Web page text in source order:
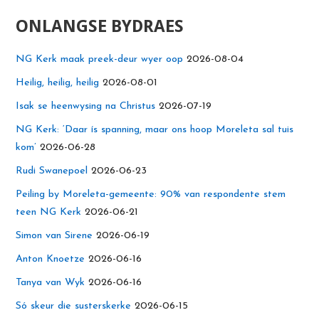
ONLANGSE BYDRAES
NG Kerk maak preek-deur wyer oop 2026-08-04
Heilig, heilig, heilig 2026-08-01
Isak se heenwysing na Christus 2026-07-19
NG Kerk: ‘Daar ís spanning, maar ons hoop Moreleta sal tuis
kom’ 2026-06-28
Rudi Swanepoel 2026-06-23
Peiling by Moreleta-gemeente: 90% van respondente stem
teen NG Kerk 2026-06-21
Simon van Sirene 2026-06-19
Anton Knoetze 2026-06-16
Tanya van Wyk 2026-06-16
Só skeur die susterskerke 2026-06-15